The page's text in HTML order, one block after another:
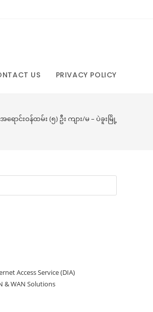
US PRIVACY POLICY
အရောင်းဝန်ထမ်း (၅) ဦး ကျား/မ – ပဲခူးမြို့
Access Service (DIA)
& WAN Solutions